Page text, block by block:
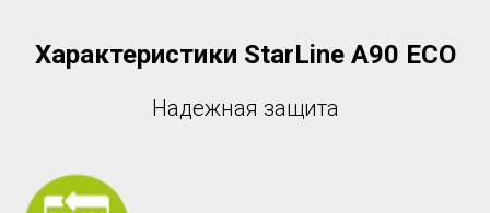
Характеристики StarLine A90 ECO
Надежная защита